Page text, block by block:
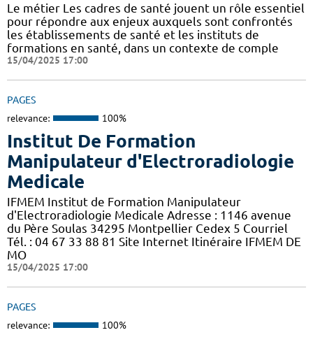
Le métier Les cadres de santé jouent un rôle essentiel
pour répondre aux enjeux auxquels sont confrontés
les établissements de santé et les instituts de
formations en santé, dans un contexte de comple
15/04/2025 17:00
PAGES
relevance: 100%
Institut De Formation
Manipulateur d'Electroradiologie
Medicale
IFMEM Institut de Formation Manipulateur
d'Electroradiologie Medicale Adresse : 1146 avenue
du Père Soulas 34295 Montpellier Cedex 5 Courriel
Tél. : 04 67 33 88 81 Site Internet Itinéraire IFMEM DE
MO
15/04/2025 17:00
PAGES
relevance: 100%